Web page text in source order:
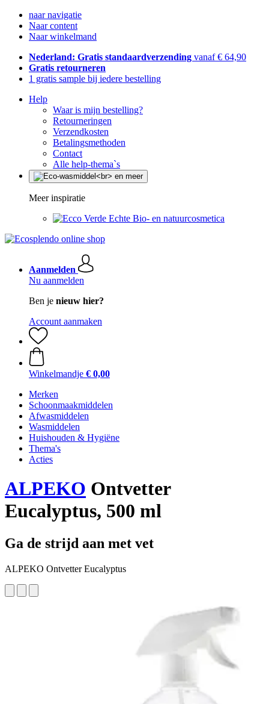
naar navigatie
Naar content
Naar winkelmand
Nederland: Gratis standaardverzending vanaf € 64,90
Gratis retourneren
1 gratis sample bij iedere bestelling
Help
Waar is mijn bestelling?
Retourneringen
Verzendkosten
Betalingsmethoden
Contact
Alle help-thema`s
Meer inspiratie
Echte Bio- en natuurcosmetica
Aanmelden
Nu aanmelden
Ben je nieuw hier?
Account aanmaken
Winkelmandje € 0,00
Merken
Schoonmaakmiddelen
Afwasmiddelen
Wasmiddelen
Huishouden & Hygiëne
Thema's
Acties
ALPEKO Ontvetter
Eucalyptus, 500 ml
Ga de strijd aan met vet
ALPEKO Ontvetter Eucalyptus